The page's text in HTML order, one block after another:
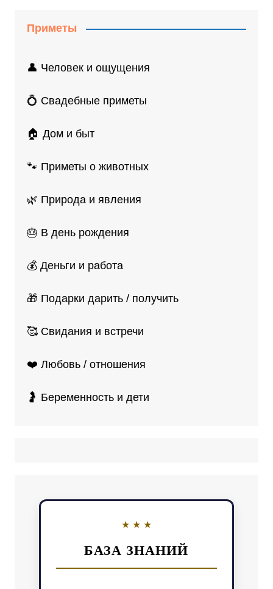
Приметы
👤 Человек и ощущения
💍 Свадебные приметы
🏠 Дом и быт
🐾 Приметы о животных
🌿 Природа и явления
🎂 В день рождения
💰 Деньги и работа
🎁 Подарки дарить / получить
🥰 Свидания и встречи
❤️ Любовь / отношения
🤰 Беременность и дети
БАЗА ЗНАНИЙ